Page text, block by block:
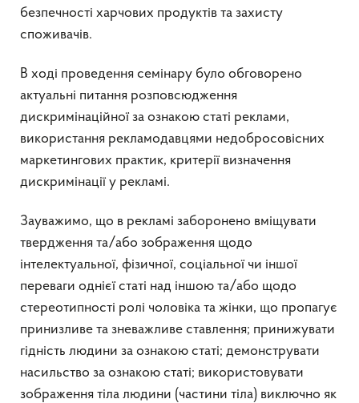
безпечності харчових продуктів та захисту
споживачів.
В ході проведення семінару було обговорено
актуальні питання розповсюдження
дискримінаційної за ознакою статі реклами,
використання рекламодавцями недобросовісних
маркетингових практик, критерії визначення
дискримінації у рекламі.
Зауважимо, що в рекламі заборонено вміщувати
твердження та/або зображення щодо
інтелектуальної, фізичної, соціальної чи іншої
переваги однієї статі над іншою та/або щодо
стереотипності ролі чоловіка та жінки, що пропагує
принизливе та зневажливе ставлення; принижувати
гідність людини за ознакою статі; демонструвати
насильство за ознакою статі; використовувати
зображення тіла людини (частини тіла) виключно як